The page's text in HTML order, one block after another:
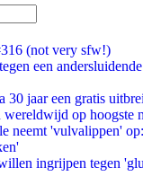
(not very sfw!)
een
30 jaar een gratis
wereldwijd op hoogste
neemt 'vulvalippen'
ingrijpen tegen